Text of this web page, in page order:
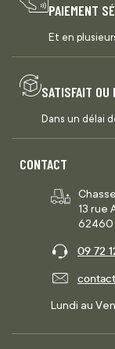
PAIEMENT
Et en
SATISFAIT OU
Dans un délai
CONTACT
13 rue
62460
09 72
Lundi au